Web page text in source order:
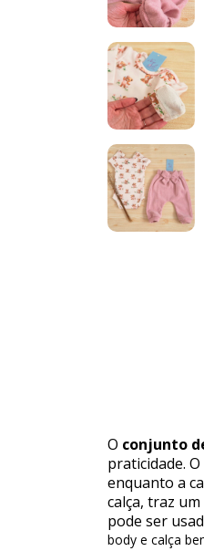
O conjunto
praticidade.
enquanto a
calça, traz
pode ser
body e calça